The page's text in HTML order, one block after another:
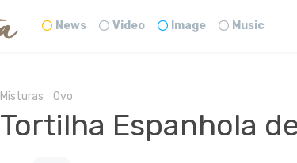
News Video Image Music
Misturas Ovo
Tortilha Espanhola